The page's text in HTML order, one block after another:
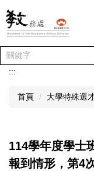
跳
到
主
要
內
容
:::
首頁 大學特殊選
114學年度學士
報到情形，第4